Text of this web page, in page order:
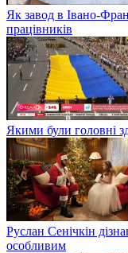
Як завод в Івано-
працівників
Якими були головні
Руслан Сенічкін
особливим